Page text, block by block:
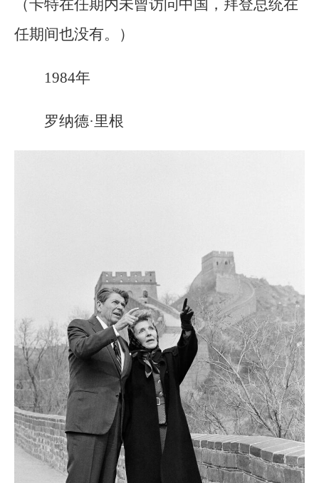
（卡特在任期内未曾访问中国，拜登总统在
任期间也没有。）
1984年
罗纳德·里根